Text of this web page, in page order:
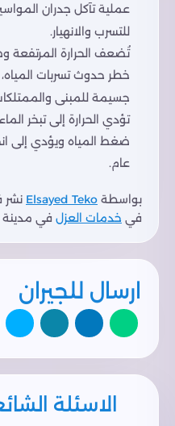
عملية تآكل جدران
للتسرب والانهيار.
تُضعف الحرارة المرتفعة
خطر حدوث تسربات
جسيمة للمبنى
تؤدي الحرارة إلى تبخر
ضغط المياه ويؤدي إلى
عام.
بواسطة Elsayed Teko نشر
في خدمات العزل في مدينة
ارسال للجيران
الاسئلة